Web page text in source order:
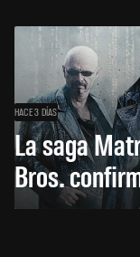
HACE 3 DÍAS
La saga
Bros.